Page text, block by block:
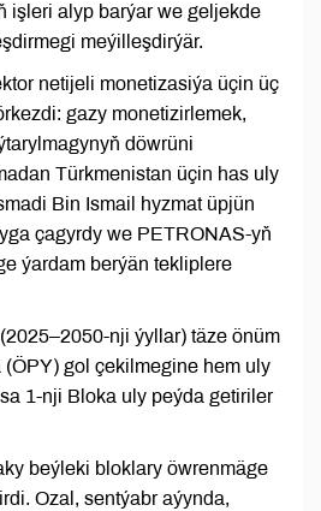
işleri alyp barýar we geljekde
meýilleşdirýär.
netijeli monetizasiýa üçin üç
gazy monetizirlemek,
döwrüni
Türkmenistan üçin has uly
Bin Ismail hyzmat üpjün
çagyrdy we PETRONAS-yň
ýardam berýän tekliplere
nji ýyllar) täze önüm
gol çekilmegine hem uly
1-nji Bloka uly peýda getiriler
beýleki bloklary öwrenmäge
Ozal, sentýabr aýynda,